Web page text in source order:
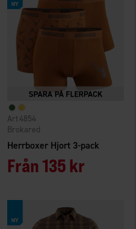
Herrboxer Hjort 3-pack
Brokared
4854
Från135 kr